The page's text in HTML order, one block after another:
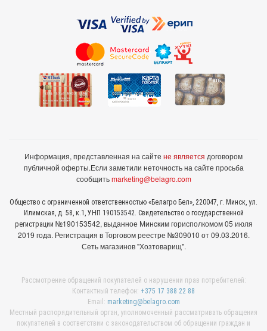
Информация, представленная на сайте не является договором
публичной оферты.Если заметили неточность на сайте просьба
сообщитьmarketing@belagro.com
Общество с ограниченной ответственностью «Белагро Бел», 220047, г. Минск, ул.
Илимская, д. 58, к.1, УНП 190153542. Свидетельство о государственной
регистрации №190153542, выданное Минcким горисполкомом 05 июля
2019 года. Регистрация в Торговом реестре №309010 от 09.03.2016.
Сеть магазинов "Хозтоварищ".
Рассмотрение обращений покупателей о нарушении прав потребителей:
Контактный телефон: +375 17 388 22 88
Email: marketing@belagro.com
Местный распорядительный орган, уполномоченный рассматривать обращения
покупателей в соответствии с законодательством об обращении граждан и